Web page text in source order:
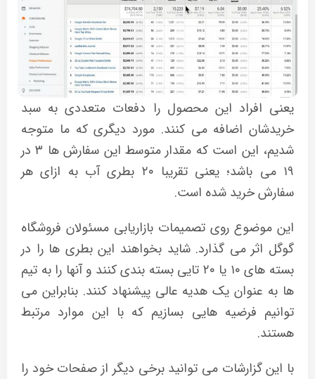
یعنی افراد این محصول را دفعات متعددی به سبد
خریدشان اضافه می کنند. مورد دیگری که ما متوجه
شدیم، این است که مقدار متوسط این سفارش ها ۳ در
۱۹ می باشد؛ یعنی تقریبا ۲۰ بطری آب به ازای هر
سفارش خرید شده است.
این موضوع روی تصمیمات بازاریابی مسئولان فروشگاه
گوگل اثر می گذارد. شاید بخواهند این بطری ها را در
بسته های ۱۰ یا ۲۰ تایی بسته بندی کنند و آنها را به تیم
ها به عنوان یک هدیه عالی پیشنهاد کنند. بنابراین می
توانیم فرضیه هایی بسازیم که با این موارد مرتبط
هستند.
با این گزارشات می توانید برخی دیگر از صفحات خود را